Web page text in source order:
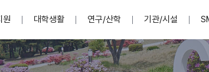
설립자발자취 이사장인사말
입학홈페이지 입학정보통합시
인문예술대학 사회
원 대학생활
내영상
연구/산학
산학협력단 소개 연구지원
기관/시설